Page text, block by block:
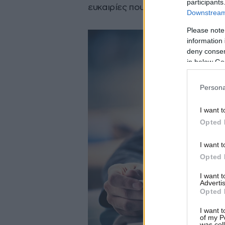
Please
information
deny
in below
I want
Opted
I want
Opted
I want
Opted
I want
of my
ευκαιρίες που προκύπτουν από